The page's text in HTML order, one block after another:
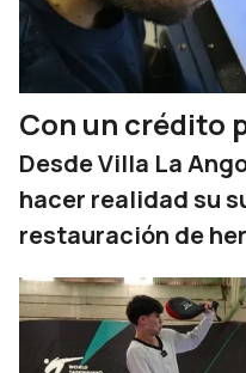
Con un crédito
Desde Villa La
hacer realidad su
restauración de